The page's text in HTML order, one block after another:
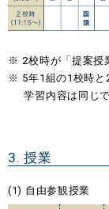
2校時が「提案授
5年1組の1校時と
学習内容は同じ
3. 授業
(1) 自由参観授業